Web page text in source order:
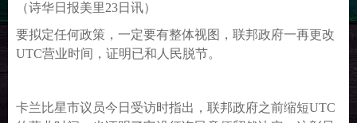
（诗华日报美里23日讯）
要拟定任何政策，一定要有整体视图，联邦政府一再更改
UTC营业时间，证明已和人民脱节。
卡兰比星市议员今日受访时指出，联邦政府之前缩短UTC